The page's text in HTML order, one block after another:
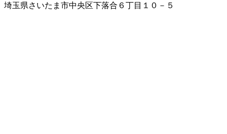
埼玉県さいたま市中央区下落合６丁目１０－５